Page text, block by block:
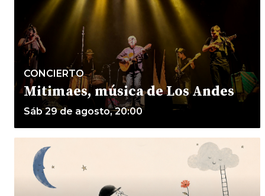
CONCIERTO
Mitimaes, música de Los Andes
Sáb 29 de agosto, 20:00